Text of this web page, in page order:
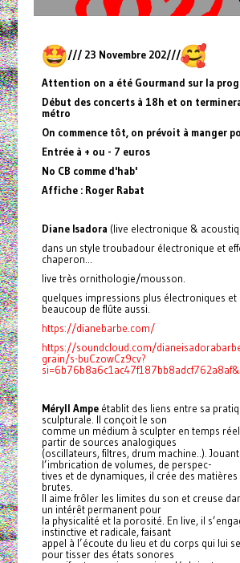
/// 23 Novembre 202///
Attention on a été Gourmand sur la
Début des concerts à 18h et on
métro
On commence tôt, on prévoit à manger
Entrée à + ou - 7 euros
No CB comme d'hab'
Affiche : Roger Rabat
Diane Isadora (live electronique &
dans un style troubadour électronique et
chaperon...
live très ornithologie/mousson.
quelques impressions plus électroniques et
beaucoup de flûte aussi.
https://dianebarbe.com/
https://soundcloud.com/
grain/s-buCzowCz9cv?
Méryll Ampeétablit des liens entre sa
sculpturale. Il conçoit le son
comme un médium à sculpter en temps
partir de sources analogiques
(oscillateurs, filtres, drum machine..).
l’imbrication de volumes, de perspec-
tives et de dynamiques, il crée des
brutes.
Il aime frôler les limites du son et creuse
un intérêt permanent pour
la physicalité et la porosité. En live, il
instinctive et radicale, faisant
appel à l’écoute du lieu et du corps qui lui
pour tisser des états sonores